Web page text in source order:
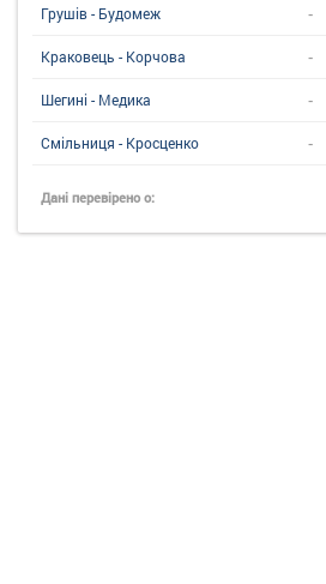
Грушів - Будомеж -
Краковець - Корчова -
Шегині - Медика -
Смільниця - Кросценко -
Дані перевірено о: